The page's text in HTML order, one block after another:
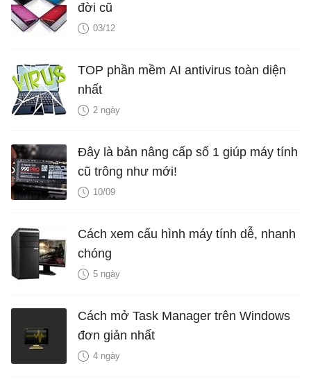
đời cũ
03/12
TOP phần mềm AI antivirus toàn diện
nhất
2 ngày
Đây là bản nâng cấp số 1 giúp máy tính
cũ trông như mới!
10/09
Cách xem cấu hình máy tính dễ, nhanh
chóng
5 ngày
Cách mở Task Manager trên Windows
đơn giản nhất
4 ngày